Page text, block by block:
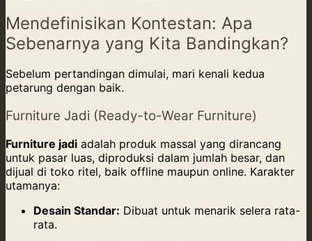
Mendefinisikan Kontestan: Apa
Sebenarnya yang Kita Bandingkan?
Sebelum pertandingan dimulai, mari kenali kedua
petarung dengan baik.
Furniture Jadi (Ready-to-Wear Furniture)
Furniture jadi adalah produk massal yang dirancang
untuk pasar luas, diproduksi dalam jumlah besar, dan
dijual di toko ritel, baik offline maupun online. Karakter
utamanya:
Desain Standar: Dibuat untuk menarik selera rata-
rata.